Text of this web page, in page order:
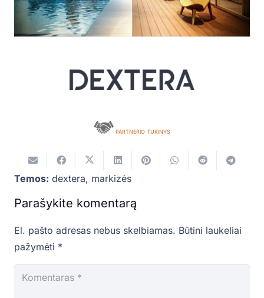
PARTNERIO TURINYS
Temos: dextera, markizės
Parašykite komentarą
El. pašto adresas nebus skelbiamas. Būtini laukeliai
pažymėti *